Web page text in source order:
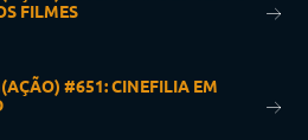
FILMES
#651: CINEFILIA EM